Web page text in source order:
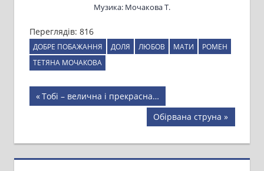
Музика: Мочакова Т.
Переглядів: 816
ДОБРЕ ПОБАЖАННЯ ДОЛЯ ЛЮБОВ МАТИ
РОМЕН
ТЕТЯНА МОЧАКОВА
Навігація
Previous
Post:
Тобі – велична і прекрасна…
Next
Post:
Обірвана струна